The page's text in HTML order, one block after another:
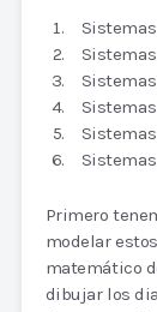
Primero
modelar
matemático
dibujar los